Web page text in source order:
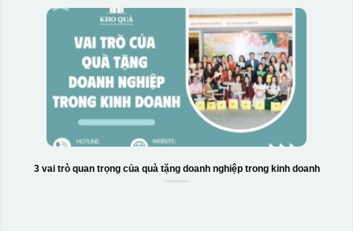
3 vai trò quan trọng của quà tặng doanh nghiệp trong kinh doanh